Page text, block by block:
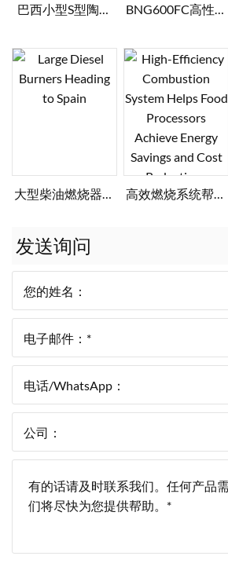
巴西小型S型陶瓷
控系统
BNG600FC高性能
酋！
大型柴油燃烧器前
高效燃烧系统帮助
发送询问